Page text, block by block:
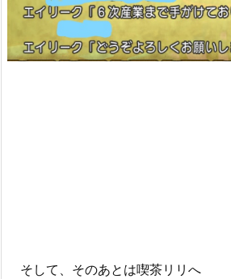
そして、そのあとは喫茶リリへ